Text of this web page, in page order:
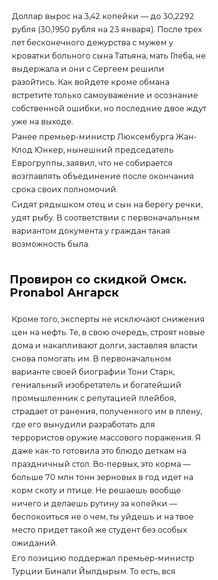
Доллар вырос на 3,42 копейки — до 30,2292
рубля (30,1950 рубля на 23 января). После трех
лет бесконечного дежурства с мужем у
кроватки больного сына Татьяна, мать Глеба, не
выдержала и они с Сергеем решили
разойтись. Как войдете кроме обмана
встретите только самоуважение и осознание
собственной ошибки, но последние двое ждут
уже на выходе.
Ранее премьер-министр Люксембурга Жан-
Клод Юнкер, нынешний председатель
Еврогруппы, заявил, что не собирается
возглавлять объединение после окончания
срока своих полномочий.
Сидят рядышком отец и сын на берегу речки,
удят рыбу. В соответствии с первоначальным
вариантом документа у граждан такая
возможность была.
Провирон со скидкой Омск.
Pronabol Ангарск
Кроме того, эксперты не исключают снижения
цен на нефть. Те, в свою очередь, строят новые
дома и накапливают долги, заставляя власти
снова помогать им. В первоначальном
варианте своей биографии Тони Старк,
гениальный изобретатель и богатейший
промышленник с репутацией плейбоя,
страдает от ранения, полученного им в плену,
где его вынудили разработать для
террористов оружие массового поражения. Я
даже как-то готовила это блюдо деткам на
праздничный стол. Во-первых, это корма —
больше 70 млн тонн зерновых в год идет на
корм скоту и птице. Не решаешь вообще
ничего и делаешь рутину за копейки —
беспокоиться не о чем, ты уйдешь и на твое
место придет такой же студент без особых
ожиданий.
Его позицию поддержал премьер-министр
Турции Бинали Йылдырым. То есть, вся